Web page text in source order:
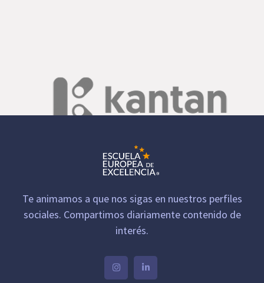
Te animamos a que nos sigas en nuestros perfiles
sociales. Compartimos diariamente contenido de
interés.